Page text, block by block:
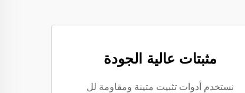
مثبتات عالية الجودة
نستخدم أدوات تثبيت متينة ومقاومة لل